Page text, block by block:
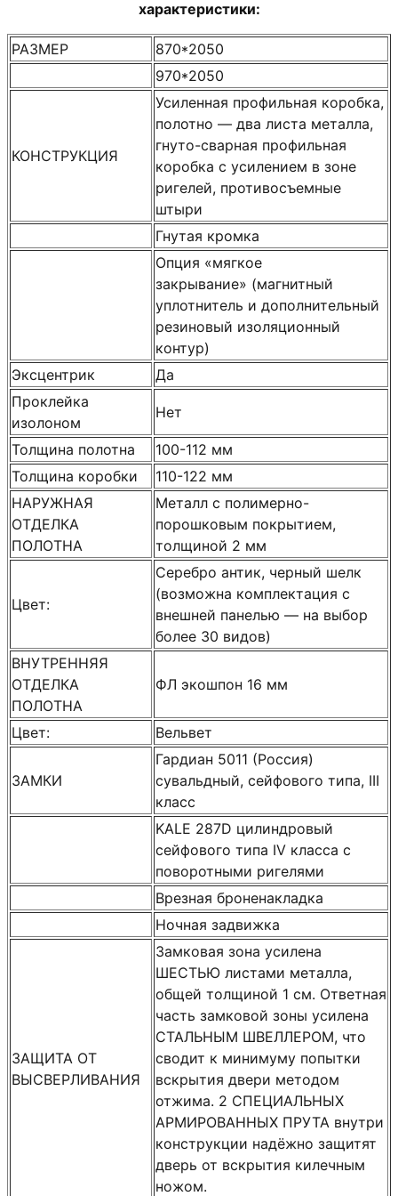
характеристики:
РАЗМЕР
870*2050
970*2050
КОНСТРУКЦИЯ
Усиленная профильная коробка,
полотно — два листа металла,
гнуто-сварная профильная
коробка с усилением в зоне
ригелей, противосъемные
штыри
Гнутая кромка
Опция «мягкое
закрывание» (магнитный
уплотнитель и дополнительный
резиновый изоляционный
контур)
Эксцентрик
Да
Проклейка
изолоном
Нет
Толщина полотна
100-112 мм
Толщина коробки
110-122 мм
НАРУЖНАЯ
ОТДЕЛКА
ПОЛОТНА
Металл с полимерно-
порошковым покрытием,
толщиной 2 мм
Цвет:
Серебро антик, черный шелк
(возможна комплектация с
внешней панелью — на выбор
более 30 видов)
ВНУТРЕННЯЯ
ОТДЕЛКА
ПОЛОТНА
ФЛ экошпон 16 мм
Цвет: Вельвет
ЗАМКИ
Гардиан 5011 (Россия)
сувальдный, сейфового типа, III
класс
KALE 287D цилиндровый
сейфового типа IV класса с
поворотными ригелями
Врезная броненакладка
Ночная задвижка
ЗАЩИТА ОТ
ВЫСВЕРЛИВАНИЯ
Замковая зона усилена
ШЕСТЬЮ листами металла,
общей толщиной 1 см. Ответная
часть замковой зоны усилена
СТАЛЬНЫМ ШВЕЛЛЕРОМ, что
сводит к минимуму попытки
вскрытия двери методом
отжима. 2 СПЕЦИАЛЬНЫХ
АРМИРОВАННЫХ ПРУТА внутри
конструкции надёжно защитят
дверь от вскрытия килечным
ножом.